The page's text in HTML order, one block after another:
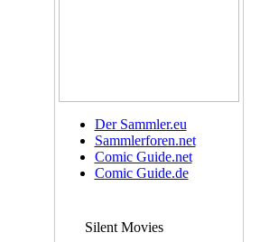
Der Sammler.eu
Sammlerforen.net
Comic Guide.net
Comic Guide.de
Silent Movies